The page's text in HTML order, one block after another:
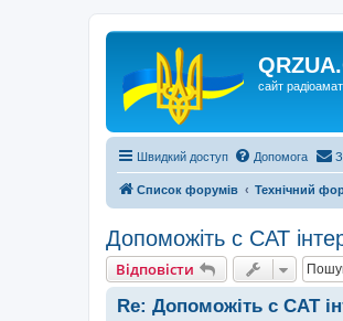
сайт
Швидкий доступ Допомога
Список форумів Технічний
Допоможіть с САТ
Відповісти
Re: Допоможіть с САТ